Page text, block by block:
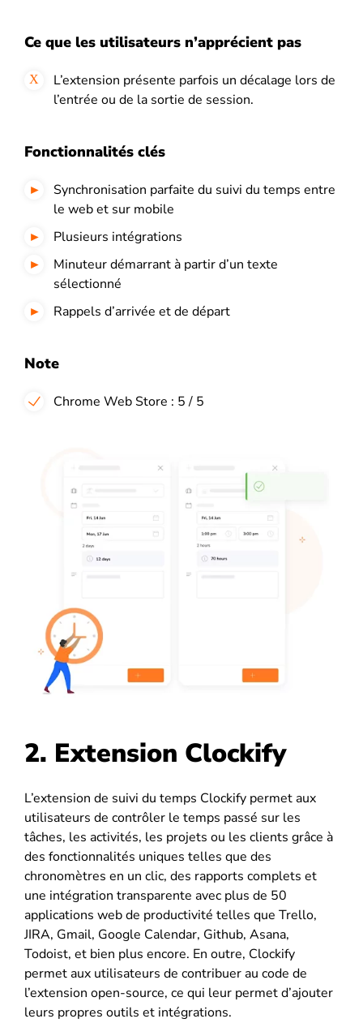
Ce que les utilisateurs n’apprécient pas
L’extension présente parfois un décalage lors de
l’entrée ou de la sortie de session.
Fonctionnalités clés
Synchronisation parfaite du suivi du temps entre
le web et sur mobile
Plusieurs intégrations
Minuteur démarrant à partir d’un texte
sélectionné
Rappels d’arrivée et de départ
Note
Chrome Web Store : 5 / 5
2. Extension Clockify
L’extension de suivi du temps Clockify permet aux
utilisateurs de contrôler le temps passé sur les
tâches, les activités, les projets ou les clients grâce à
des fonctionnalités uniques telles que des
chronomètres en un clic, des rapports complets et
une intégration transparente avec plus de 50
applications web de productivité telles que Trello,
JIRA, Gmail, Google Calendar, Github, Asana,
Todoist, et bien plus encore. En outre, Clockify
permet aux utilisateurs de contribuer au code de
l’extension open-source, ce qui leur permet d’ajouter
leurs propres outils et intégrations.